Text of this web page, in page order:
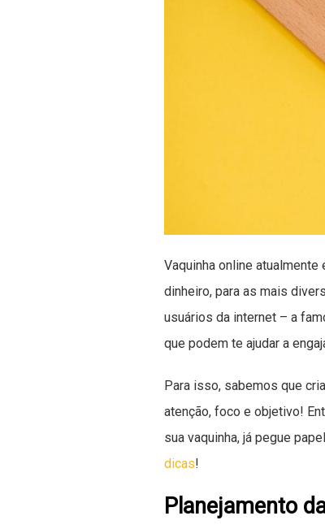
Vaquinha online
dinheiro, para as mais
usuários da internet – a
que podem te ajudar a
Para isso, sabemos que
atenção, foco e objetivo!
sua vaquinha, já pegue
dicas!
Planejamento